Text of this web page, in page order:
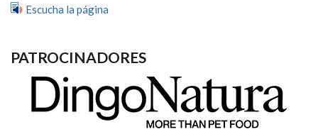
Escucha la página
PATROCINADORES